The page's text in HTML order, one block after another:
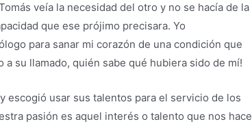
veía la necesidad del otro y no se hacía de la
que ese prójimo precisara. Yo
para sanar mi corazón de una condición que
su llamado, quién sabe qué hubiera sido de mí!
escogió usar sus talentos para el servicio de los
pasión es aquel interés o talento que nos hace